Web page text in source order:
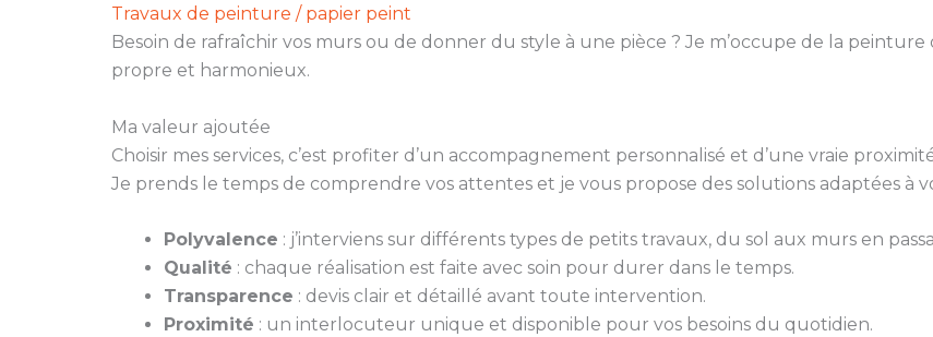
Travaux de peinture / papier peint
Besoin de rafraîchir vos murs ou de donner du style à une pièce ? Je m’occupe de la
propre et harmonieux.
Ma valeur ajoutée
Choisir mes services, c’est profiter d’un accompagnement personnalisé et d’une vraie
Je prends le temps de comprendre vos attentes et je vous propose des solutions adaptées à
Polyvalence : j’interviens sur différents types de petits travaux, du sol aux murs en
Qualité : chaque réalisation est faite avec soin pour durer dans le temps.
Transparence : devis clair et détaillé avant toute intervention.
Proximité : un interlocuteur unique et disponible pour vos besoins du quotidien.